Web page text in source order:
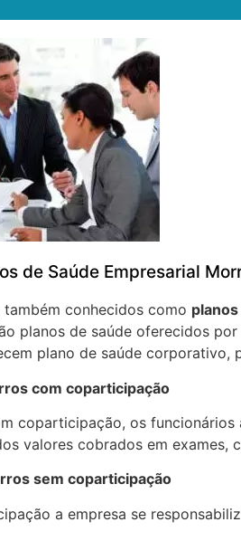
de Saúde Empresarial
também conhecidos como
planos de saúde oferecidos
plano de saúde
com coparticipação
coparticipação, os
valores cobrados em exames,
sem coparticipação
a empresa se